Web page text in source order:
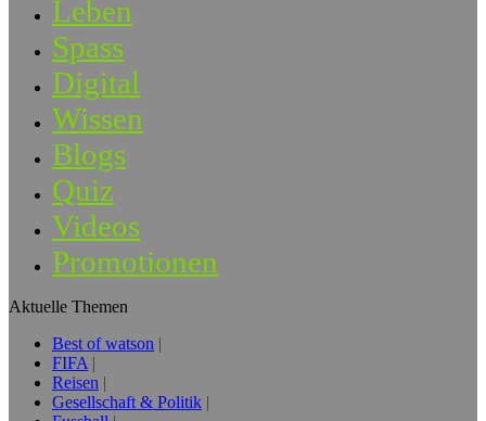
Leben
Spass
Digital
Wissen
Blogs
Quiz
Videos
Promotionen
Aktuelle Themen
Best of watson
FIFA
Reisen
Gesellschaft & Politik